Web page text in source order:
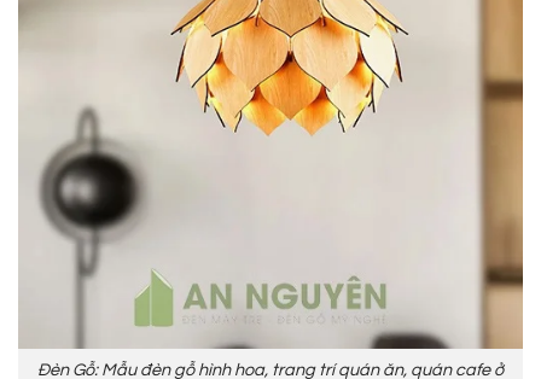
Đèn Gỗ: Mẫu đèn gỗ hình hoa, trang trí quán ăn, quán cafe ở